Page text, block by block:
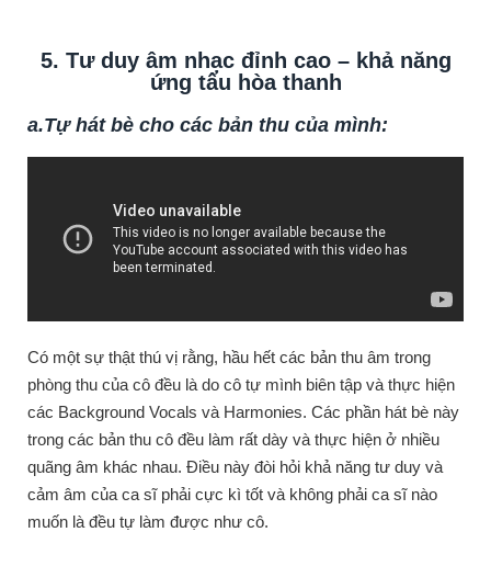
5. Tư duy âm nhạc đỉnh cao – khả năng
ứng tấu hòa thanh
a.Tự hát bè cho các bản thu của mình:
Có một sự thật thú vị rằng, hầu hết các bản thu âm trong
phòng thu của cô đều là do cô tự mình biên tập và thực hiện
các Background Vocals và Harmonies. Các phần hát bè này
trong các bản thu cô đều làm rất dày và thực hiện ở nhiều
quãng âm khác nhau. Điều này đòi hỏi khả năng tư duy và
cảm âm của ca sĩ phải cực kì tốt và không phải ca sĩ nào
muốn là đều tự làm được như cô.